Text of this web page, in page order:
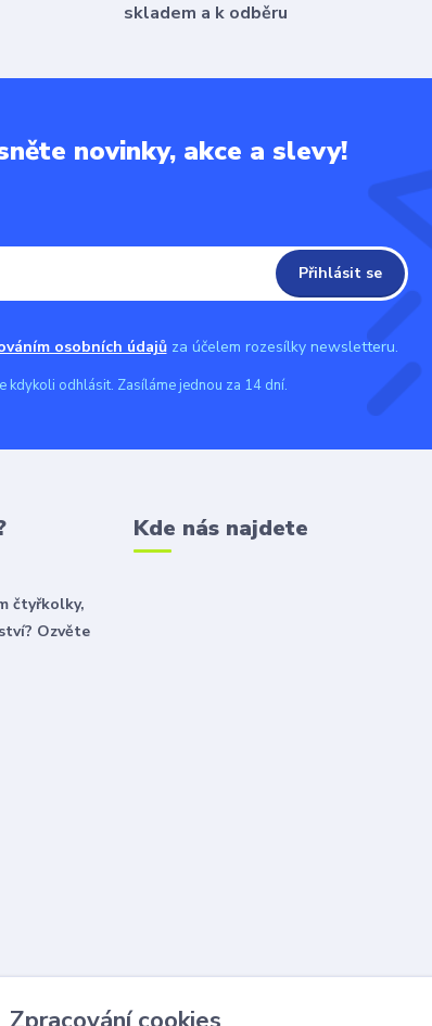
skladem a k odběru
novinky, akce a slevy!
Přihlásit se
osobních údajůza účelem rozesílky newsletteru.
kdykoli odhlásit. Zasíláme jednou za 14 dní.
čtyřkolky,
Ozvěte
Kde nás najdete